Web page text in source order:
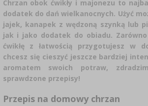
OSŁONKI
JELITA
PEKLE, MARYNATY I ZIOŁA
KULTURY BAKTERII
AKCESORIA WINIARSKIE
MIERNIKI, WSKAŹNIKI
ETYKIETY
DROŻDŻE GORZELNICZE
WĘGIEL AKTYWNY
SUBSTANCJE DODATKOWE
ETYKIETY
PRZECHOWYWANIE
MŁYNKI I MOŹDZIERZE
GADŻETY DOMOWE
Chrzan obok ćwikły i majonezu to
dodatek do dań wielkanocnych. Użyć
jajek, kanapek z wędzoną szynką lub
jak i jako dodatek do obiadu.
ćwikłę z łatwością przygotujesz w
chcesz się cieszyć jeszcze bardziej
aromatem swoich potraw,
sprawdzone przepisy!
Przepis na domowy chrzan